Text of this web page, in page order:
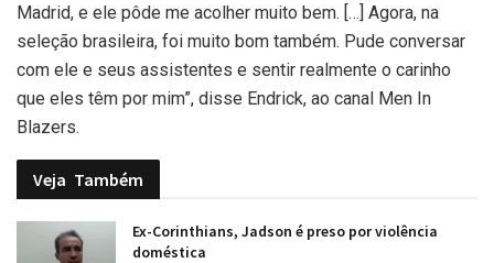
Madrid, e ele pôde me acolher muito bem. […] Agora, na
seleção brasileira, foi muito bom também. Pude conversar
com ele e seus assistentes e sentir realmente o carinho
que eles têm por mim”, disse Endrick, ao canal Men In
Blazers.
Veja Também
Ex-Corinthians, Jadson é preso por violência
doméstica